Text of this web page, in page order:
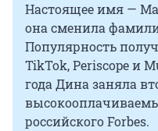
Настоящее имя —
она сменила
Популярность
TikTok, Periscope и
года Дина заняла
российского Forbes.